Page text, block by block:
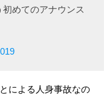
めてのアナウンス
による人身事故なの